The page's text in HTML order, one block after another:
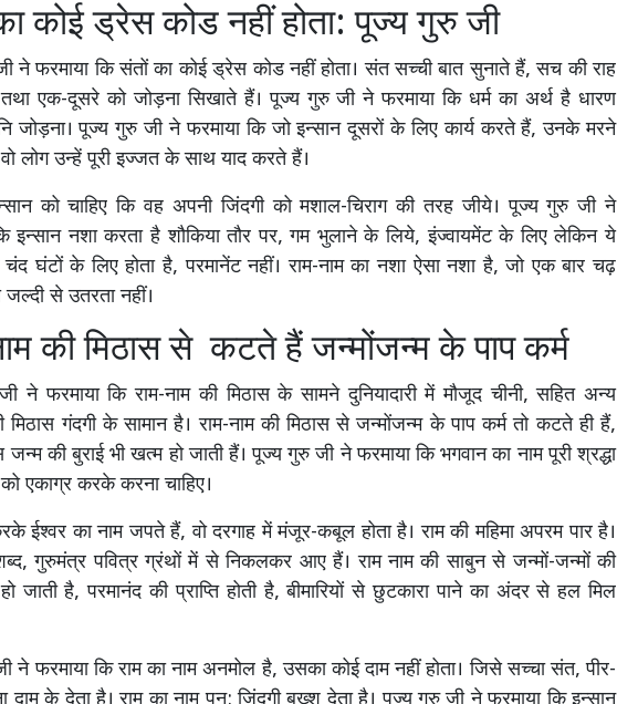
कोई ड्रेस कोड नहीं होता: पूज्य गुरु जी
ने फरमाया कि संतों का कोई ड्रेस कोड नहीं होता। संत सच्ची बात सुनाते हैं, सच की राह
एक-दूसरे को जोड़ना सिखाते हैं। पूज्य गुरु जी ने फरमाया कि धर्म का अर्थ है धारण
जोड़ना। पूज्य गुरु जी ने फरमाया कि जो इन्सान दूसरों के लिए कार्य करते हैं, उनके मरने
लोग उन्हें पूरी इज्जत के साथ याद करते हैं।
को चाहिए कि वह अपनी जिंदगी को मशाल-चिराग की तरह जीये। पूज्य गुरु जी ने
इन्सान नशा करता है शौकिया तौर पर, गम भुलाने के लिये, इंज्वायमेंट के लिए लेकिन ये
चंद घंटों के लिए होता है, परमानेंट नहीं। राम-नाम का नशा ऐसा नशा है, जो एक बार चढ़
जल्दी से उतरता नहीं।
की मिठास से कटते हैं जन्मोंजन्म के पाप कर्म
ने फरमाया कि राम-नाम की मिठास के सामने दुनियादारी में मौजूद चीनी, सहित अन्य
गंदगी के सामान है। राम-नाम की मिठास से जन्मोंजन्म के पाप कर्म तो कटते ही हैं,
की बुराई भी खत्म हो जाती हैं। पूज्य गुरु जी ने फरमाया कि भगवान का नाम पूरी श्रद्धा
एकाग्र करके करना चाहिए।
ईश्वर का नाम जपते हैं, वो दरगाह में मंजूर-कबूल होता है। राम की महिमा अपरम पार है।
गुरुमंत्र पवित्र ग्रंथों में से निकलकर आए हैं। राम नाम की साबुन से जन्मों-जन्मों की
जाती है, परमानंद की प्राप्ति होती है, बीमारियों से छुटकारा पाने का अंदर से हल मिल
ने फरमाया कि राम का नाम अनमोल है, उसका कोई दाम नहीं होता। जिसे सच्चा संत, पीर-